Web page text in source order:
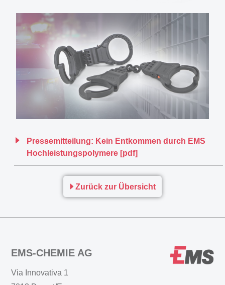
Pressemitteilung: Kein Entkommen durch EMS
Hochleistungspolymere [pdf]
Zurück zur Übersicht
EMS-CHEMIE AG
Via Innovativa 1